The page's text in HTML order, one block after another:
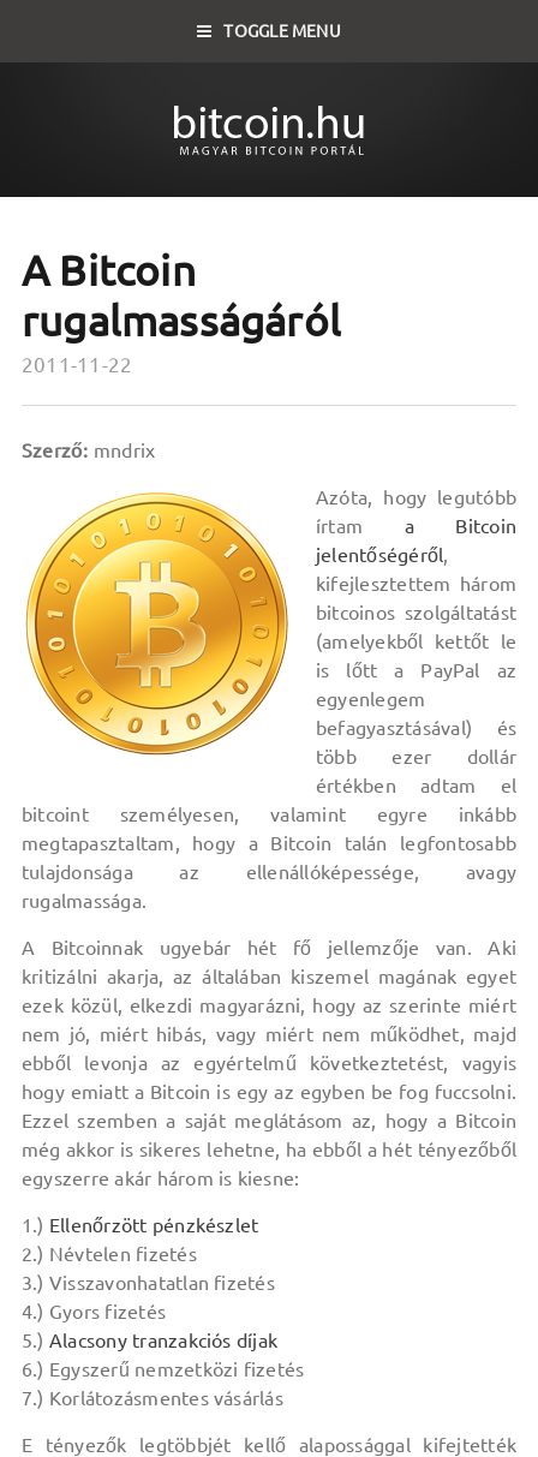
TOGGLE MENU
A Bitcoin
rugalmasságáról
2011-11-22
Szerző: mndrix
Azóta, hogy legutóbb
írtam a Bitcoin
jelentőségéről,
kifejlesztettem három
bitcoinos szolgáltatást
(amelyekből kettőt le
is lőtt a PayPal az
egyenlegem
befagyasztásával) és
több ezer dollár
értékben adtam el
bitcoint személyesen, valamint egyre inkább
megtapasztaltam, hogy a Bitcoin talán legfontosabb
tulajdonsága az ellenállóképessége, avagy
rugalmassága.
A Bitcoinnak ugyebár hét fő jellemzője van. Aki
kritizálni akarja, az általában kiszemel magának egyet
ezek közül, elkezdi magyarázni, hogy az szerinte miért
nem jó, miért hibás, vagy miért nem működhet, majd
ebből levonja az egyértelmű következtetést, vagyis
hogy emiatt a Bitcoin is egy az egyben be fog fuccsolni.
Ezzel szemben a saját meglátásom az, hogy a Bitcoin
még akkor is sikeres lehetne, ha ebből a hét tényezőből
egyszerre akár három is kiesne:
1.) Ellenőrzött pénzkészlet
2.) Névtelen fizetés
3.) Visszavonhatatlan fizetés
4.) Gyors fizetés
5.) Alacsony tranzakciós díjak
6.) Egyszerű nemzetközi fizetés
7.) Korlátozásmentes vásárlás
E tényezők legtöbbjét kellő alapossággal kifejtették